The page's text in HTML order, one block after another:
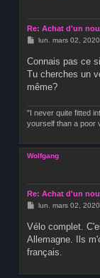
Re: Achat d'un
M
s
a
g
e
lun. mars 02,
Connais pas ce
Tu cherches un
même?
"I never quite fitted
yourself than a poor
Wolfgang
Re: Achat d'un
M
s
s
a
e
lun. mars 02,
Vélo complet.
Allemagne. Ils
français.